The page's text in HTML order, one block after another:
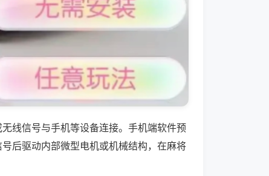
线信号与手机等设备连接。手机端软件预
后驱动内部微型电机或机械结构，在麻将